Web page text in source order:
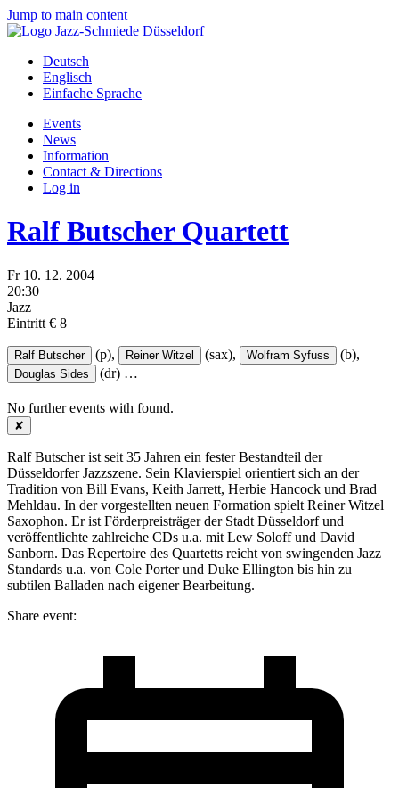
Jump to main content
Deutsch
Englisch
Einfache Sprache
Events
News
Information
Contact & Directions
Log in
Ralf Butscher Quartett
Fr 10. 12. 2004
20:30
Jazz
Eintritt € 8
Ralf Butscher (p), Reiner Witzel (sax), Wolfram Syfuss (b),
Douglas Sides (dr) …
No further events with found.
✘
Ralf Butscher ist seit 35 Jahren ein fester Bestandteil der
Düsseldorfer Jazzszene. Sein Klavierspiel orientiert sich an der
Tradition von Bill Evans, Keith Jarrett, Herbie Hancock und Brad
Mehldau. In der vorgestellten neuen Formation spielt Reiner Witzel
Saxophon. Er ist Förderpreisträger der Stadt Düsseldorf und
veröffentlichte zahlreiche CDs u.a. mit Lew Soloff und David
Sanborn. Das Repertoire des Quartetts reicht von swingenden Jazz
Standards u.a. von Cole Porter und Duke Ellington bis hin zu
subtilen Balladen nach eigener Bearbeitung.
Share event: